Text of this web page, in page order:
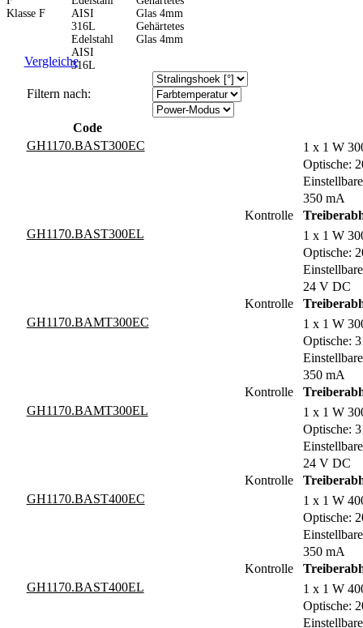
Klasse F
Edelstahl
AISI
316L
Gehärtetes
Glas 4mm
Vergleiche
Filtern nach:
Code
GH1170.BAST300EC
1 x 1 W
Optische:
350 mA
Kontrolle
GH1170.BAST300EL
1 x 1 W
Optische:
24 V DC
Kontrolle
GH1170.BAMT300EC
1 x 1 W
Optische:
350 mA
Kontrolle
GH1170.BAMT300EL
1 x 1 W
Optische:
24 V DC
Kontrolle
GH1170.BAST400EC
1 x 1 W
Optische:
350 mA
Kontrolle
GH1170.BAST400EL
1 x 1 W
Optische: